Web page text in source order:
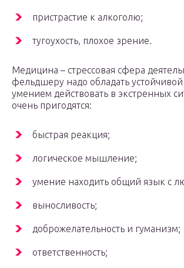
пристрастие к алкоголю;
тугоухость, плохое зрение.
Медицина – стрессовая сфера
фельдшеру надо обладать
умением действовать в экстренных
очень пригодятся:
быстрая реакция;
логическое мышление;
умение находить общий язык с
выносливость;
доброжелательность и гуманизм;
ответственность;